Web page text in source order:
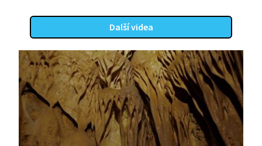
Další videa